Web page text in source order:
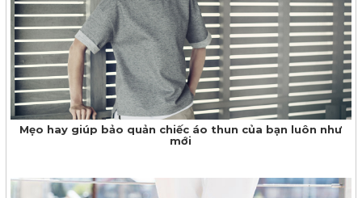
Mẹo hay giúp bảo quản chiếc áo thun của bạn luôn như
mới